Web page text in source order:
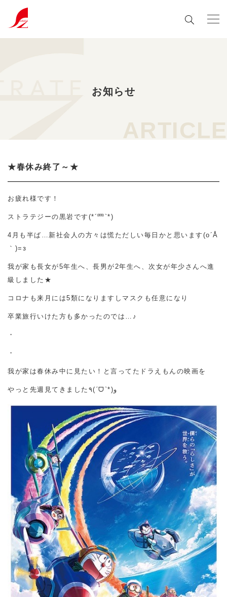
お知らせ
ARTICLE
★春休み終了～★
お疲れ様です！
ストラテジーの黒岩です(*´罒`*)
4月も半ば…新社会人の方々は慌ただしい毎日かと思います(o´Å
｀)=з
我が家も長女が5年生へ、長男が2年生へ、次女が年少さんへ進
級しました★
コロナも来月には5類になりますしマスクも任意になり
卒業旅行いけた方も多かったのでは…♪
・
・
我が家は春休み中に見たい！と言ってたドラえもんの映画を
やっと先週見てきました٩(ˊᗜˋ*)و